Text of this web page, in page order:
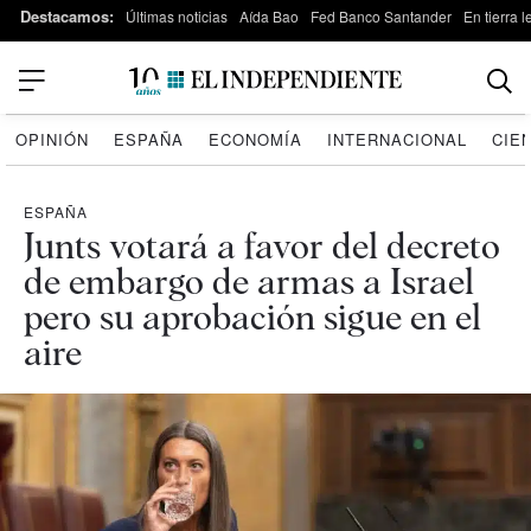
Destacamos: Últimas noticias Aída Bao Fed Banco Santander En tierra
OPINIÓN ESPAÑA ECONOMÍA INTERNACIONAL
ESPAÑA
Junts votará a favor del decreto
de embargo de armas a Israel
pero su aprobación sigue en el
aire